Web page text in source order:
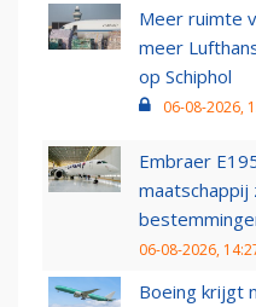
Meer ruimte
meer
op Schiphol
06-08-2026,
Embraer
maatschappij
06-08-2026,
Boeing krijgt